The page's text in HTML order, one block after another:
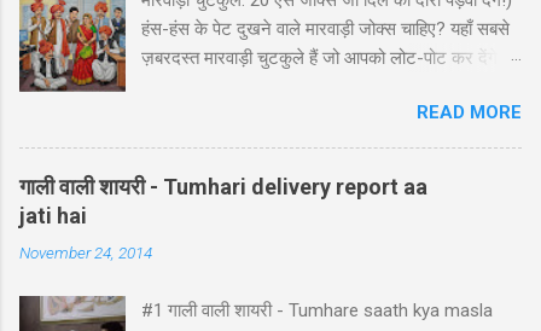
हंस-हंस के पेट दुखने वाले मारवाड़ी जोक्स चाहिए? यहाँ सबसे
ज़बरदस्त मारवाड़ी चुटकुले हैं जो आपको लोट-पोट कर देंगे! ⚡
पढ़ते ही हंसी नहीं रोक पाएंगे आप! 🤪 😂 मारवाड़ी हंसी के
धमाकेदार जोक्स 💥 "एक मारवाड़ी ने अपनी बीवी को गिफ्ट में
डायमंड रिंग दी। बीवी खुश होकर बोली: 'ये तो असली लगती
है!' मारवाड़ी: 'हां प्रिये, बिल्कुल असली... दुकानदार ने मुझे
इन चाइना'* 😂" Copy "मारवाड़ी बेटा: पापा! मैंने ₹10,000
₹5,000 में बेच दी! पापा: पर वो तो ₹50,000 की थी! बेटा: हां पापा,
READ MORE
गाली वाली शायरी - Tumhari delivery report aa
jati hai
November 24, 2014
#1 गाली वाली शायरी - Tumhare saath kya masla